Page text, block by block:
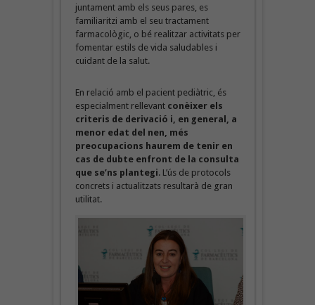
juntament amb els seus pares, es
familiaritzi amb el seu tractament
farmacològic, o bé realitzar activitats per
fomentar estils de vida saludables i
cuidant de la salut.
En relació amb el pacient pediàtric, és
especialment rellevant conèixer els
criteris de derivació i, en general, a
menor edat del nen, més
preocupacions haurem de tenir en
cas de dubte enfront de la consulta
que se’ns plantegi. L’ús de protocols
concrets i actualitzats resultarà de gran
utilitat.